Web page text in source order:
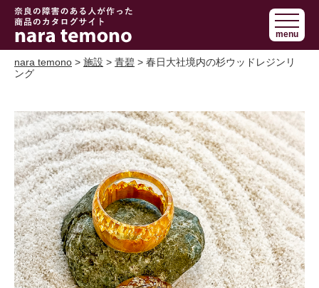
奈良で障害の
ある人の手作
り商品 nara
temono
menu
nara temono > 施設 > 青碧 > 春日大社境内の杉ウッドレジンリ
ング